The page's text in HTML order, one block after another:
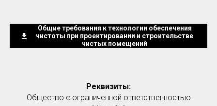
Общие требования к технологии обеспечения
чистоты при проектировании и строительстве
чистых помещений
Реквизиты:
Общество с ограниченной ответственностью